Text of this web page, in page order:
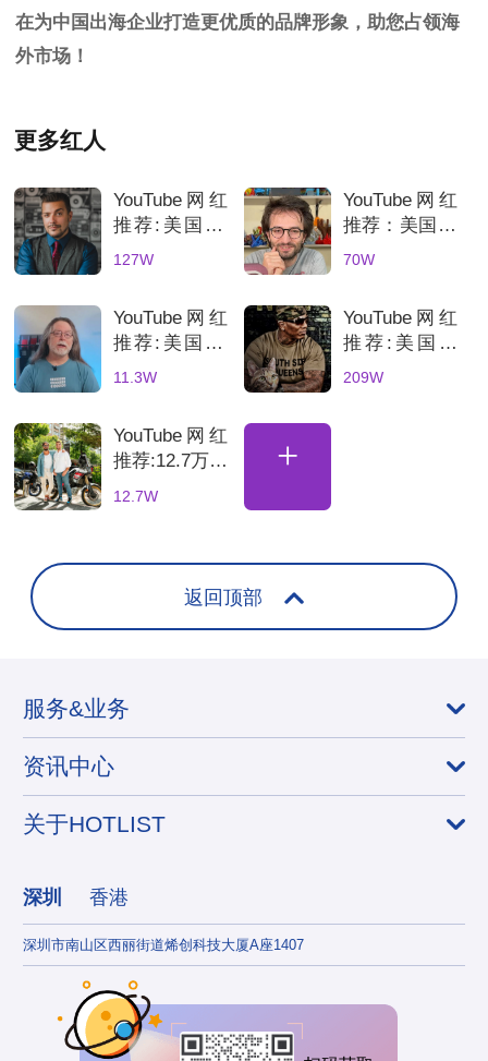
在为中国出海企业打造更优质的品牌形象，助您占领海
外市场！
更多红人
YouTube网红
推荐:美国3C
科技数码测评
127W
YouTube网红
推荐：美国70
万粉丝3D打
评测账号解析
70W
YouTube网红
推荐:美国3D
打印机深度测
11.3W
YouTube网红
推荐:美国科
技网红高互动
209W
YouTube网红
推荐:12.7万粉
丝土耳其骑行
牌合
12.7W
+
返回顶部
服务&业务
资讯中心
关于HOTLIST
深圳 香港
深圳市南山区西丽街道烯创科技大厦A座1407